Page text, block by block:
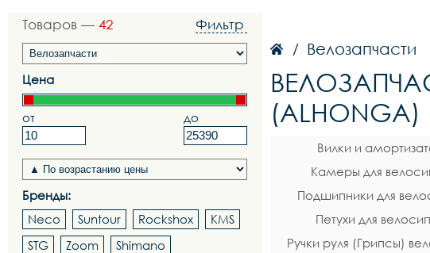
Товаров — 42 Фильтр
Цена
от до
Бренды:
Neco
Suntour Rockshox
KMS
STG
Zoom
Shimano
/ Велозапчасти
(ALHONGA)
Вилки и
Камеры для
Подшипники для
Петухи для
Ручки руля (Грипсы)